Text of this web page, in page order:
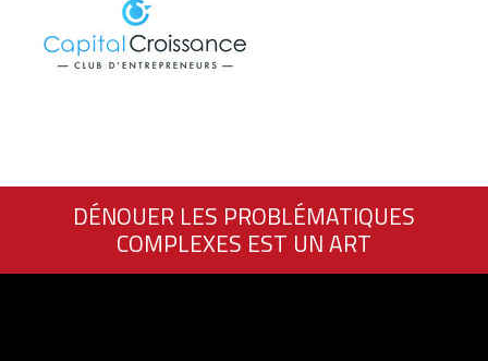
DÉNOUER LES PROBLÉMATIQUES
COMPLEXES EST UN ART